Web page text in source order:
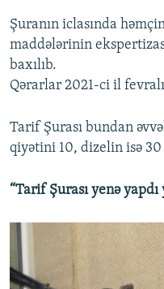
Şuranın iclasında
maddələrinin
baxılıb.
Qərarlar 2021-ci il
Tarif Şurası bundan
qiyətini 10, dizelin isə 30
“Tarif Şurası yenə yapdı